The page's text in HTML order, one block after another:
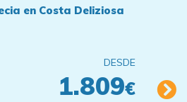
en Costa Deliziosa
DESDE
1.809€